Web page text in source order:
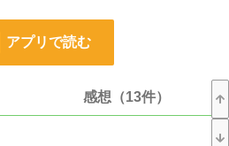
件アプリで読む
感想（13件）